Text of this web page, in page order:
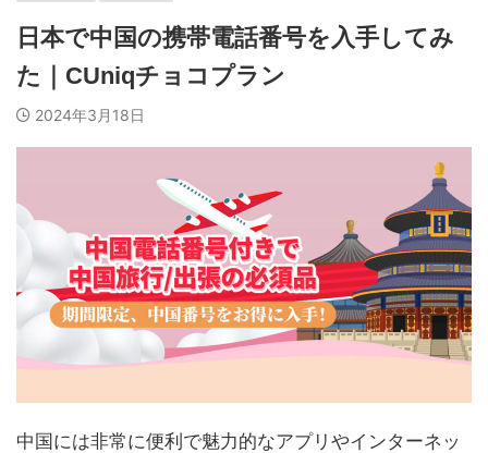
日本で中国の携帯電話番号を入手してみ
た｜CUniqチョコプラン
2024年3月18日
中国には非常に便利で魅力的なアプリやインターネッ